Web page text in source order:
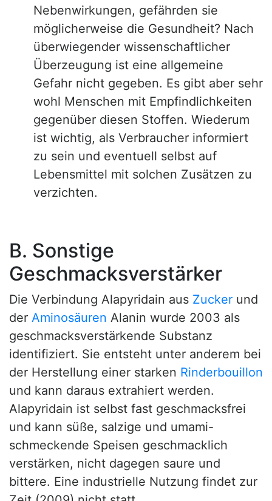
Nebenwirkungen, gefährden sie
möglicherweise die Gesundheit? Nach
überwiegender wissenschaftlicher
Überzeugung ist eine allgemeine
Gefahr nicht gegeben. Es gibt aber sehr
wohl Menschen mit Empfindlichkeiten
gegenüber diesen Stoffen. Wiederum
ist wichtig, als Verbraucher informiert
zu sein und eventuell selbst auf
Lebensmittel mit solchen Zusätzen zu
verzichten.
B. Sonstige
Geschmacksverstärker
Die Verbindung Alapyridain aus Zucker und
der Aminosäuren Alanin wurde 2003 als
geschmacksverstärkende Substanz
identifiziert. Sie entsteht unter anderem bei
der Herstellung einer starken Rinderbouillon
und kann daraus extrahiert werden.
Alapyridain ist selbst fast geschmacksfrei
und kann süße, salzige und umami-
schmeckende Speisen geschmacklich
verstärken, nicht dagegen saure und
bittere. Eine industrielle Nutzung findet zur